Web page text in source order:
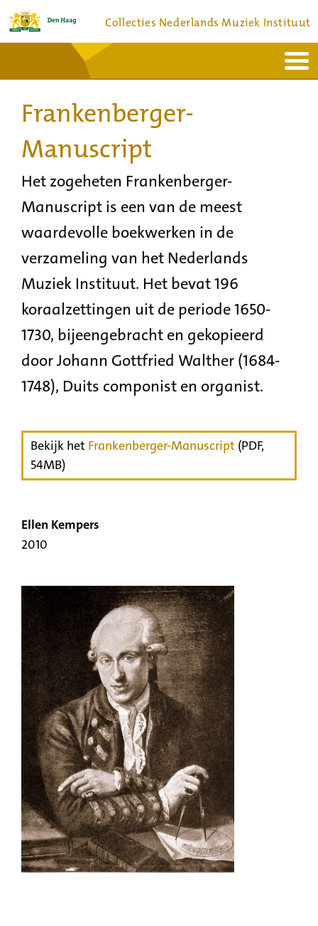
Collecties Nederlands Muziek Instituut
Bronnen en collecties
Dienstverlening
Bezoek
Over
Frankenberger-
Manuscript
Het zogeheten Frankenberger-
Manuscript is een van de meest
waardevolle boekwerken in de
verzameling van het Nederlands
Muziek Instituut. Het bevat 196
koraalzettingen uit de periode 1650-
1730, bijeengebracht en gekopieerd
door Johann Gottfried Walther (1684-
1748), Duits componist en organist.
Bekijk het Frankenberger-Manuscript (PDF,
54MB)
Ellen Kempers
2010